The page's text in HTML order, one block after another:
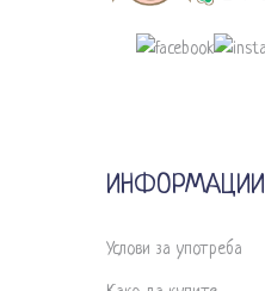
ИНФОРМАЦИИ
Услови за употреба